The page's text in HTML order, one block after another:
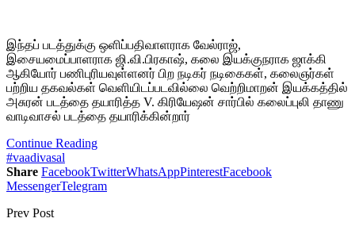
இந்தப் படத்துக்கு ஒளிப்பதிவாளராக வேல்ராஜ்,
இசையமைப்பாளராக ஜி.வி.பிரகாஷ், கலை இயக்குநராக ஜாக்கி
ஆகியோர் பணிபுரியவுள்ளனர் பிற நடிகர் நடிகைகள், கலைஞர்கள்
பற்றிய தகவல்கள் வெளியிடப்படவில்லை வெற்றிமாறன் இயக்கத்தில்
அசுரன் படத்தை தயாரித்த V. கிரியேஷன் சார்பில் கலைப்புலி தாணு
வாடிவாசல் படத்தை தயாரிக்கின்றார்
Continue Reading
#vaadivasal
Share FacebookTwitterWhatsAppPinterestFacebook
MessengerTelegram
Prev Post